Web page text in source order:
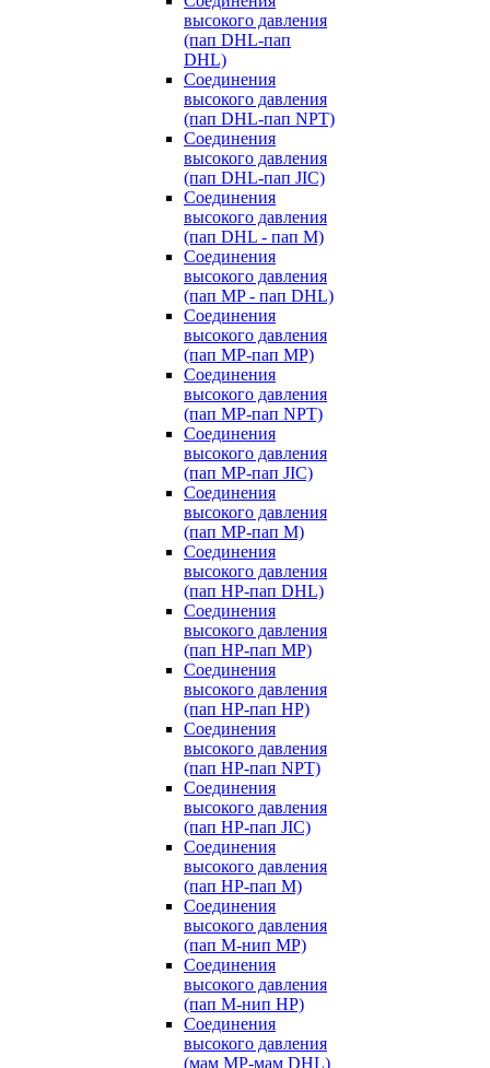
высокого давления
(пап DHL-пап
DHL)
Соединения
высокого давления
(пап DHL-пап NPT)
Соединения
высокого давления
(пап DHL-пап JIC)
Cоединения
высокого давления
(пап DHL - пап M)
Cоединения
высокого давления
(пап MP - пап DHL)
Соединения
высокого давления
(пап MP-пап MP)
Соединения
высокого давления
(пап MP-пап NPT)
Соединения
высокого давления
(пап MP-пап JIC)
Соединения
высокого давления
(пап MP-пап M)
Соединения
высокого давления
(пап HP-пап DHL)
Соединения
высокого давления
(пап HP-пап MP)
Соединения
высокого давления
(пап HP-пап HP)
Соединения
высокого давления
(пап HP-пап NPT)
Соединения
высокого давления
(пап HP-пап JIC)
Соединения
высокого давления
(пап HP-пап M)
Соединения
высокого давления
(пап M-нип MP)
Соединения
высокого давления
(пап M-нип HP)
Соединения
высокого давления
(мам MP-мам DHL)